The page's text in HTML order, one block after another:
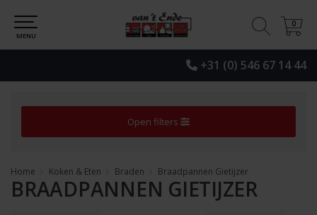
+31 (0) 546 67 14 44
0
0
MENU
Open filters
Home Koken & Eten Braden Braadpannen Gietijzer
BRAADPANNEN GIETIJZER